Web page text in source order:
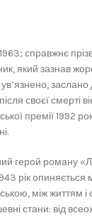
справжнє
який зазнав
своєї смерті
премії 1992
герой роману
рік
між життям
стани: від